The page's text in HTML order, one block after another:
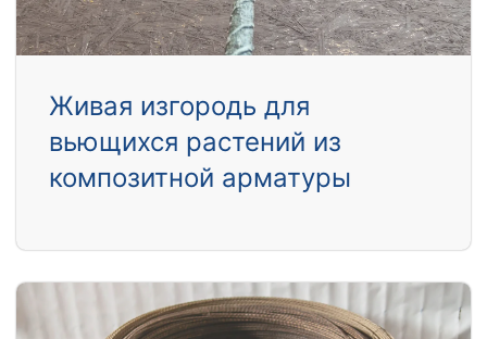
Живая изгородь для
вьющихся растений из
композитной арматуры